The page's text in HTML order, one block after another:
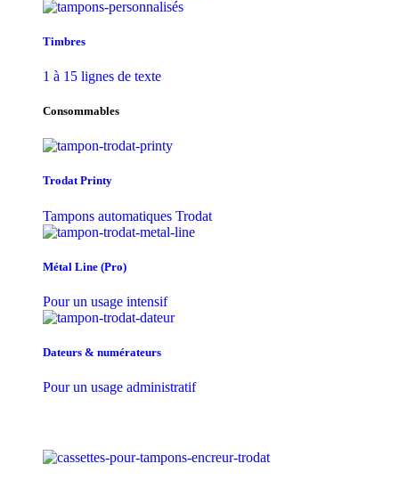
Timbres
1 à 15 lignes de texte
Consommables
Trodat Printy
Tampons automatiques Trodat
Métal Line (Pro)
Pour un usage intensif
Dateurs & numérateurs
Pour un usage administratif